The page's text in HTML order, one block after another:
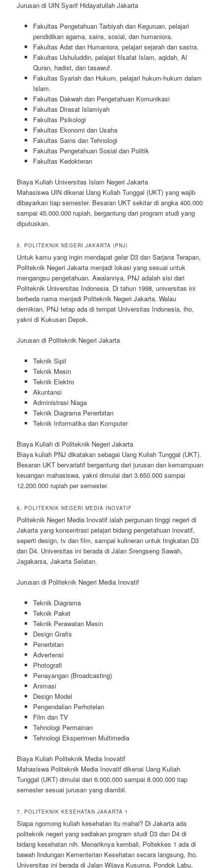
Jurusan di UIN Syarif Hidayatullah Jakarta
Fakultas Pengetahuan Tarbiyah dan Keguruan, pelajari
pendidikan agama, sains, sosial, dan humaniora.
Fakultas Adat dan Humaniora, pelajari sejarah dan sastra.
Fakultas Ushuluddin, pelajari filsafat Islam, aqidah, Al
Quran, hadist, dan tasawuf.
Fakultas Syariah dan Hukum, pelajari hukum-hukum dalam
Islam.
Fakultas Dakwah dan Pengetahuan Komunikasi
Fakultas Dirasat Islamiyah
Fakultas Psikologi
Fakultas Ekonomi dan Usaha
Fakultas Sains dan Tehnologi
Fakultas Pengetahuan Sosial dan Politik
Fakultas Kedokteran
Biaya Kuliah Universitas Islam Negeri Jakarta
Mahasiswa UIN dikenai Uang Kuliah Tunggal (UKT) yang wajib
dibayarkan tiap semester. Besaran UKT sekitar di angka 400.000
sampai 45.000.000 rupiah, bergantung dari program studi yang
diputuskan.
5. POLITEKNIK NEGERI JAKARTA (PNJ)
Untuk kamu yang ingin mendapat gelar D3 dan Sarjana Terapan,
Politeknik Negeri Jakarta menjadi lokasi yang sesuai untuk
mengangsu pengetahuan. Awalannya, PNJ adalah sisi dari
Politeknik Universitas Indonesia. Di tahun 1998, universitas ini
berbeda nama menjadi Politeknik Negeri Jakarta. Walau
demikian, PNJ tetap ada di tempat Universitas Indonesia, lho,
yakni di Kukusan Depok.
Jurusan di Politeknik Negeri Jakarta
Teknik Sipil
Teknik Mesin
Teknik Elektro
Akuntansi
Administrasi Niaga
Teknik Diagrama Penerbitan
Teknik Informatika dan Komputer
Biaya Kuliah di Politeknik Negeri Jakarta
Biaya kuliah PNJ dikatakan sebagai Uang Kuliah Tunggal (UKT).
Besaran UKT bervariatif bergantung dari jurusan dan kemampuan
keuangan mahasiswa, yakni dimulai dari 3.650.000 sampai
12.200.000 rupiah per semester.
6. POLITEKNIK NEGERI MEDIA INOVATIF
Politeknik Negeri Media Inovatif ialah perguruan tinggi negeri di
Jakarta yang konsentrasi pelajari bidang pengetahuan inovatif,
seperti design, tv dan film, sampai kulineran untuk tingkatan D3
dan D4. Universitas ini berada di Jalan Srengseng Sawah,
Jagakarsa, Jakarta Selatan.
Jurusan di Politeknik Negeri Media Inovatif
Teknik Diagrama
Teknik Paket
Teknik Perawatan Mesin
Design Grafis
Penerbitan
Advertensi
Photografi
Penayangan (Broadcasting)
Animasi
Design Model
Pengendalian Perhotelan
Film dan TV
Tehnologi Permainan
Tehnologi Eksperimen Multimedia
Biaya Kuliah Politeknik Media Inovatif
Mahasiswa Politeknik Media Inovatif dikenai Uang Kuliah
Tunggal (UKT) dimulai dari 6.000.000 sampai 8.000.000 tiap
semester sesuai jurusan yang diambil.
7. POLITEKNIK KESEHATAN JAKARTA 1
Siapa ngomong kuliah kesehatan itu mahal? Di Jakarta ada
politeknik negeri yang sediakan program studi D3 dan D4 di
bidang kesehatan nih. Menariknya kembali, Poltekkes 1 ada di
bawah lindungan Kementerian Kesehatan secara langsung, lho.
Universitas ini berada di Jalan Wijaya Kusuma, Pondok Labu,